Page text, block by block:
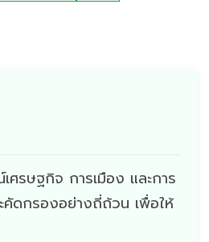
ศรษฐกิจ การเมือง และการ
คัดกรองอย่างถี่ถ้วน เพื่อให้